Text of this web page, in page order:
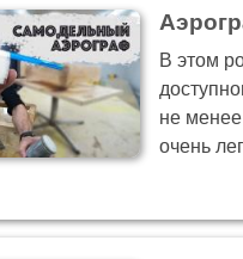
В этом
не
очень